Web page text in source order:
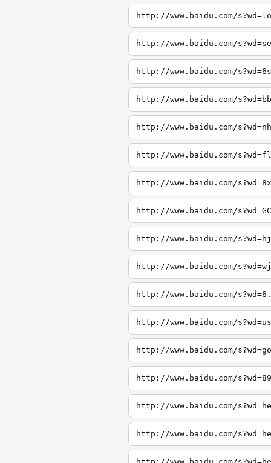
http://www.baidu.com/
http://www.baidu.com/
http://www.baidu.com/
http://www.baidu.com/
http://www.baidu.com/
http://www.baidu.com/
http://www.baidu.com/
http://www.baidu.com/
http://www.baidu.com/
http://www.baidu.com/
http://www.baidu.com/
http://www.baidu.com/
http://www.baidu.com/
http://www.baidu.com/
http://www.baidu.com/
http://www.baidu.com/